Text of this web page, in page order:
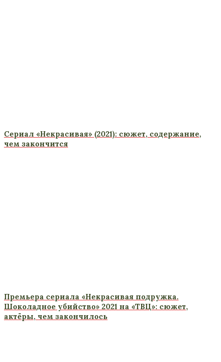
Сериал «Некрасивая» (2021): сюжет, содержание,
чем закончится
Премьера сериала «Некрасивая подружка.
Шоколадное убийство» 2021 на «ТВЦ»: сюжет,
актёры, чем закончилось